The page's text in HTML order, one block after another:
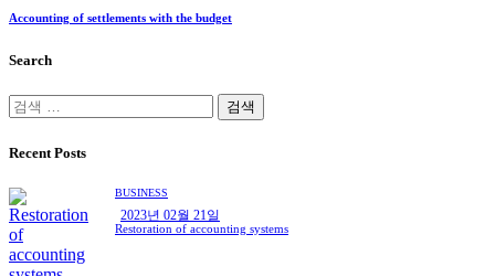
Accounting of settlements with the budget
Search
검
Recent Posts
BUSINESS
2023년 02월 21일
Restoration of accounting systems